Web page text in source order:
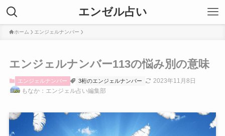
エンゼル占い
ホーム エンジェルナンバー
エンジェルナンバー113の悩み別の意味
エンジェルナンバー 3桁のエンジェルナンバー
2023年11月8日
もなか：エンジェル占い編集部